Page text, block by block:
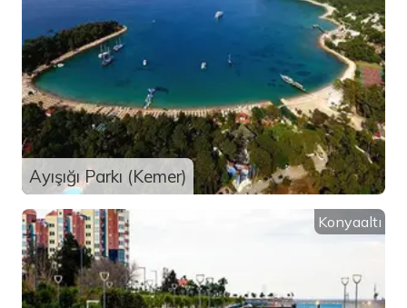
Ayışığı Parkı (Kemer)
Konyaaltı